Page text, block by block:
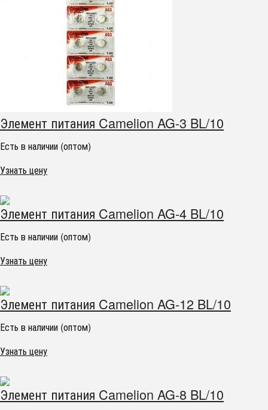
Элемент питания Camelion AG-3 BL/10
Есть в наличии (оптом)
Узнать цену
Элемент питания Camelion AG-4 BL/10
Есть в наличии (оптом)
Узнать цену
Элемент питания Camelion AG-12 BL/10
Есть в наличии (оптом)
Узнать цену
Элемент питания Camelion AG-8 BL/10